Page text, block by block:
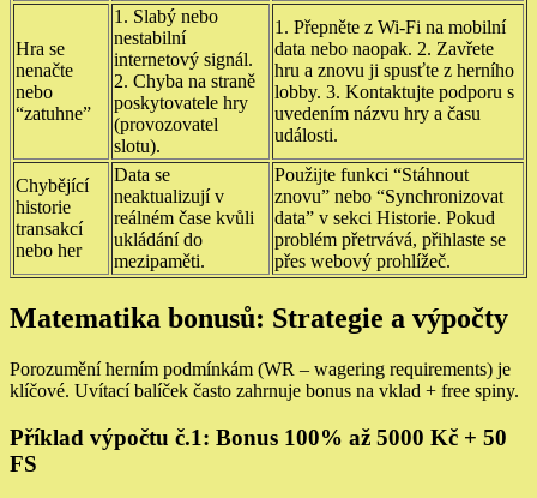
Hra se
nenačte
nebo
“zatuhne”
1. Slabý nebo
nestabilní
internetový signál.
2. Chyba na straně
poskytovatele hry
(provozovatel
slotu).
1. Přepněte z Wi-Fi na mobilní
data nebo naopak. 2. Zavřete
hru a znovu ji spusťte z herního
lobby. 3. Kontaktujte podporu s
uvedením názvu hry a času
události.
Chybějící
historie
transakcí
nebo her
Data se
neaktualizují v
reálném čase kvůli
ukládání do
mezipaměti.
Použijte funkci “Stáhnout
znovu” nebo “Synchronizovat
data” v sekci Historie. Pokud
problém přetrvává, přihlaste se
přes webový prohlížeč.
Matematika bonusů: Strategie a výpočty
Porozumění herním podmínkám (WR – wagering requirements) je
klíčové. Uvítací balíček často zahrnuje bonus na vklad + free spiny.
Příklad výpočtu č.1: Bonus 100% až 5000 Kč + 50
FS